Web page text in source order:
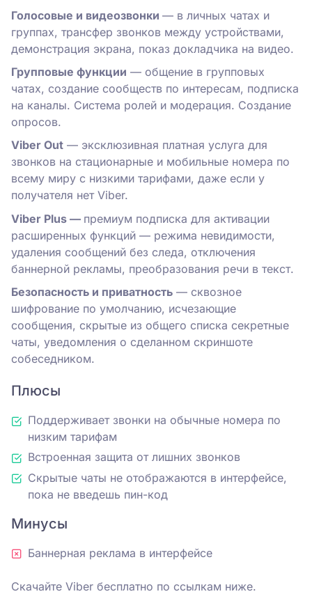
Голосовые и видеозвонки — в личных чатах и
группах, трансфер звонков между устройствами,
демонстрация экрана, показ докладчика на видео.
Групповые функции — общение в групповых
чатах, создание сообществ по интересам, подписка
на каналы. Система ролей и модерация. Создание
опросов.
Viber Out — эксклюзивная платная услуга для
звонков на стационарные и мобильные номера по
всему миру с низкими тарифами, даже если у
получателя нет Viber.
Viber Plus — премиум подписка для активации
расширенных функций — режима невидимости,
удаления сообщений без следа, отключения
баннерной рекламы, преобразования речи в текст.
Безопасность и приватность — сквозное
шифрование по умолчанию, исчезающие
сообщения, скрытые из общего списка секретные
чаты, уведомления о сделанном скриншоте
собеседником.
Плюсы
Поддерживает звонки на обычные номера по
низким тарифам
Встроенная защита от лишних звонков
Скрытые чаты не отображаются в интерфейсе,
пока не введешь пин-код
Минусы
Баннерная реклама в интерфейсе
Скачайте Viber бесплатно по ссылкам ниже.